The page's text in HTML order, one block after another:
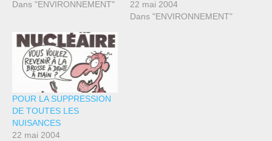
Dans "ENVIRONNEMENT"
22 mai 2004
Dans "ENVIRONNEMENT"
POUR LA SUPPRESSION
DE TOUTES LES
NUISANCES
22 mai 2004